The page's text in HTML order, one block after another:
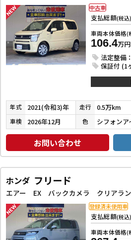
支払総額(税込)
車両本体価格(
106.4万円
法定整備
保証付 (1
中古車
年式 2021(令和3)年 走行 0.5万km
車検 2026年12月 色
お問い合わせ
ホンダ フリード
支払総額(税込)
車両本体価格(
登録済未使用車